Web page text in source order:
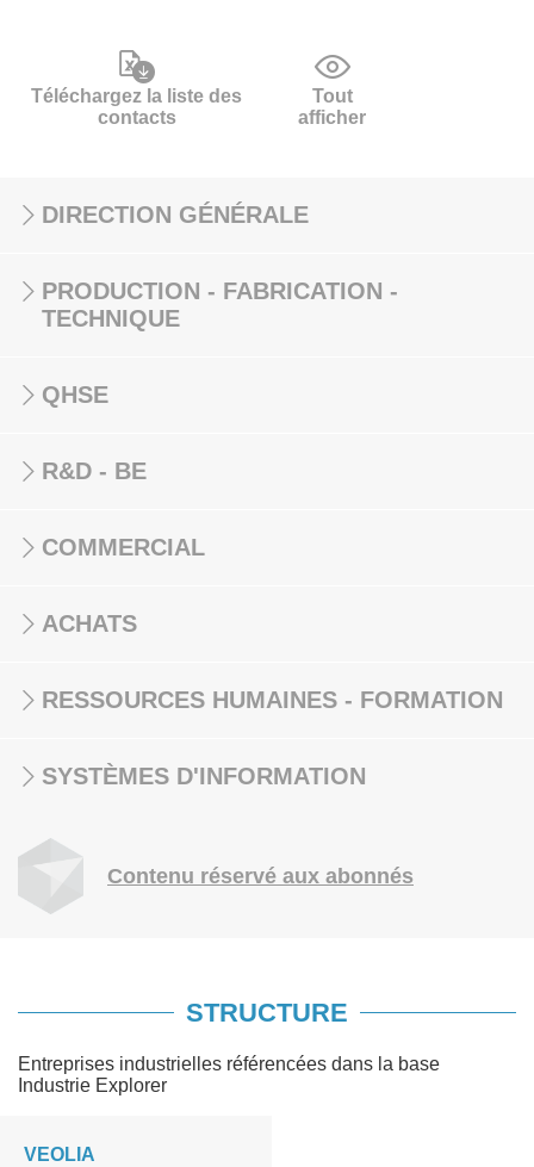
Téléchargez la liste des
contacts
Tout
afficher
DIRECTION GÉNÉRALE
PRODUCTION - FABRICATION -
TECHNIQUE
QHSE
R&D - BE
COMMERCIAL
ACHATS
RESSOURCES HUMAINES - FORMATION
SYSTÈMES D'INFORMATION
Contenu réservé aux abonnés
STRUCTURE
Entreprises industrielles référencées dans la base
Industrie Explorer
VEOLIA